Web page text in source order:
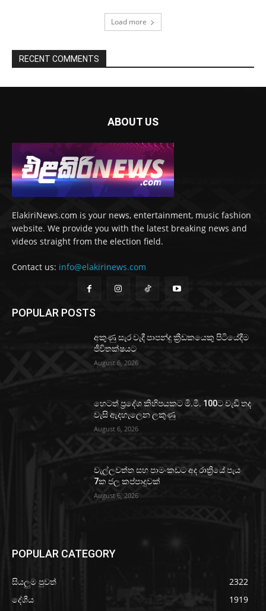
Load more
RECENT COMMENTS
ABOUT US
ElakiriNews.com is your news, entertainment, music fashion
website. We provide you with the latest breaking news and
videos straight from the election field.
Contact us: info@elakirinews.com
POPULAR POSTS
අකුණු සැර වැදී පාපන්දු ක්‍රීඩකයෙකු පිටියේදීම
ජීවිතක්ෂයට
August 6, 2026
හෙටත් ප්‍රදේශ කිහිපයකට මි.මී. 100ට වැඩි තද
වැසි ඇදහැලෙන ලකුණු
August 6, 2026
වැල්ලවත්ත සහ පාමංකඩට අද රාත්‍රියේ පැය
7ක ජල කප්පාදුවක්
August 6, 2026
POPULAR CATEGORY
සියලුම පුවත්
2322
දේශීය
1919